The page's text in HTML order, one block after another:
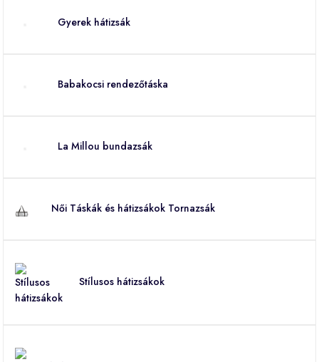
Gyerek hátizsák
Babakocsi rendezőtáska
La Millou bundazsák
Női Táskák és hátizsákok Tornazsák
Stílusos hátizsákok